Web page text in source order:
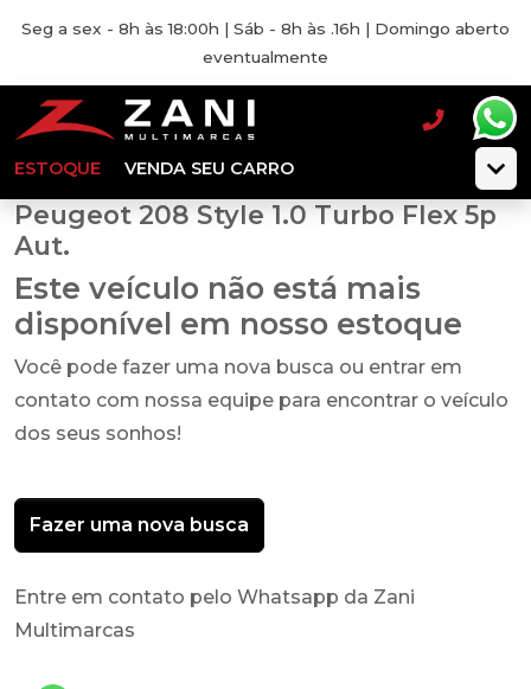
Seg a sex - 8h às 18:00h | Sáb - 8h às .16h | Domingo aberto
eventualmente
ESTOQUE VENDA SEU CARRO
Peugeot 208 Style 1.0 Turbo Flex 5p
Aut.
Este veículo não está mais
disponível em nosso estoque
Você pode fazer uma nova busca ou entrar em
contato com nossa equipe para encontrar o veículo
dos seus sonhos!
Fazer uma nova busca
Entre em contato pelo Whatsapp da Zani
Multimarcas